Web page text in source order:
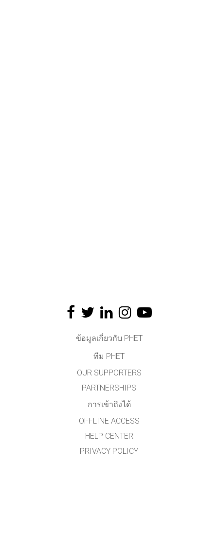
ข้อมูลเกี่ยวกับ PHET
ทีม PHET
OUR SUPPORTERS
PARTNERSHIPS
การเข้าถึงได้
OFFLINE ACCESS
HELP CENTER
PRIVACY POLICY